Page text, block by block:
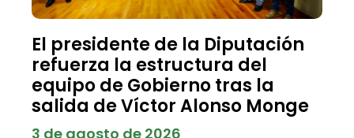
El presidente de la Diputación
refuerza la estructura del
equipo de Gobierno tras la
salida de Víctor Alonso Monge
3 de agosto de 2026